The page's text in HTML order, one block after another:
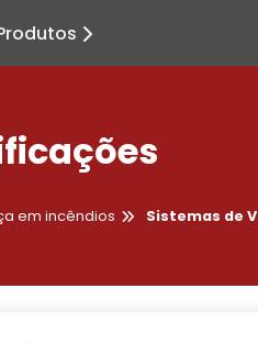
em incêndios Sistemas de